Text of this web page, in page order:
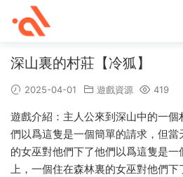
深山裏的村莊【冷狐】
2025-04-01 遊戲資源 419
遊戲介紹：主人公來到深山中的一
們以爲這隻是一個簡單的請求，但
的女巫對他們下了他們以爲這隻是
上，一個住在森林裏的女巫對他們下